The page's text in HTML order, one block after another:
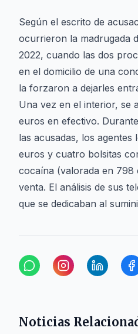
Según el escrito de
ocurrieron la madrugada
2022, cuando las dos
en el domicilio de una
la forzaron a dejarles
Una vez en el interior, se
euros en efectivo.
las acusadas, los agentes
euros y cuatro bolsitas
cocaína (valorada en 798
venta. El análisis de sus
que se dedicaban al
Noticias